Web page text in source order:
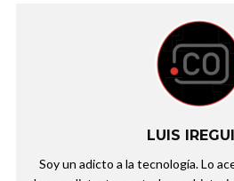
LUIS
Soy un adicto a la tecnología. Lo